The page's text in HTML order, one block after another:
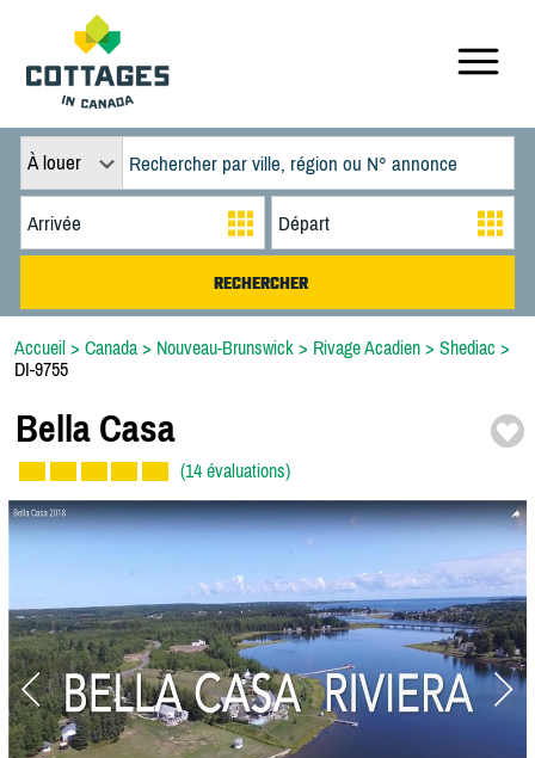
À louer
Accueil > Canada > Nouveau-Brunswick > Rivage Acadien > Shediac >
DI-9755
Bella Casa
(14 évaluations)